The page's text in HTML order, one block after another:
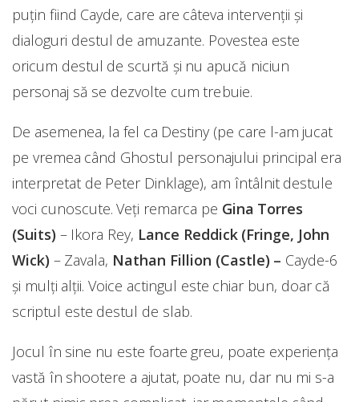
puțin fiind Cayde, care are câteva intervenții și
dialoguri destul de amuzante. Povestea este
oricum destul de scurtă și nu apucă niciun
personaj să se dezvolte cum trebuie.
De asemenea, la fel ca Destiny (pe care l-am jucat
pe vremea când Ghostul personajului principal era
interpretat de Peter Dinklage), am întâlnit destule
voci cunoscute. Veți remarca pe Gina Torres
(Suits) – Ikora Rey, Lance Reddick (Fringe, John
Wick) – Zavala, Nathan Fillion (Castle) – Cayde-6
și mulți alții. Voice actingul este chiar bun, doar că
scriptul este destul de slab.
Jocul în sine nu este foarte greu, poate experiența
vastă în shootere a ajutat, poate nu, dar nu mi s-a